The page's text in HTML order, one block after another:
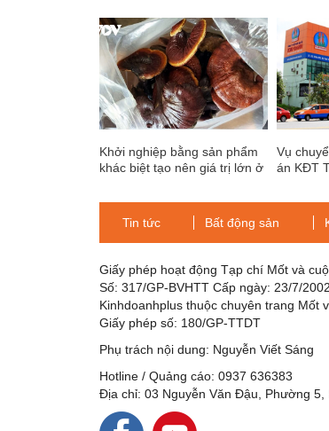
Khởi nghiệp bằng sản phẩm
khác biệt tạo nên giá trị lớn ở
Vụ
án KĐT
trốn
và Kim
Tin tức Bất động sản
Giấy phép hoạt động Tạp chí Mốt và
Số: 317/GP-BVHTT Cấp ngày: 23/7/2002
Kinhdoanhplus thuộc chuyên trang Mốt
Giấy phép số: 180/GP-TTDT
Phụ trách nội dung: Nguyễn Viết Sáng
Hotline / Quảng cáo: 0937 636383
Địa chỉ: 03 Nguyễn Văn Đậu, Phường 5,